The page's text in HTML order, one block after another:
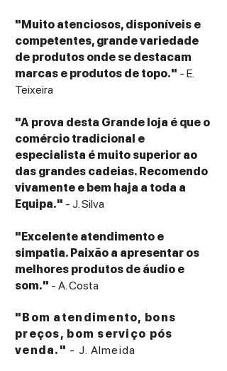
"Muito atenciosos, disponíveis e
competentes, grande variedade
de produtos onde se destacam
marcas e produtos de topo." - E.
Teixeira
"A prova desta Grande loja é que o
comércio tradicional e
especialista é muito superior ao
das grandes cadeias. Recomendo
vivamente e bem haja a toda a
Equipa." - J. Silva
"Excelente atendimento e
simpatia. Paixão a apresentar os
melhores produtos de áudio e
som." - A. Costa
"Bom atendimento, bons
preços, bom serviço pós
venda." - J. Almeida